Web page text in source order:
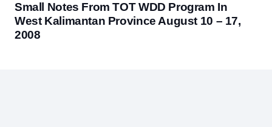
Small Notes From TOT WDD Program In
West Kalimantan Province August 10 – 17,
2008